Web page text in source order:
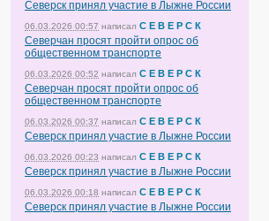
Северск принял участие в Лыжне России
06.03.2026 00:57 написал С Е В Е Р С К
Северчан просят пройти опрос об
общественном транспорте
06.03.2026 00:52 написал С Е В Е Р С К
Северчан просят пройти опрос об
общественном транспорте
06.03.2026 00:37 написал С Е В Е Р С К
Северск принял участие в Лыжне России
06.03.2026 00:23 написал С Е В Е Р С К
Северск принял участие в Лыжне России
06.03.2026 00:18 написал С Е В Е Р С К
Северск принял участие в Лыжне России